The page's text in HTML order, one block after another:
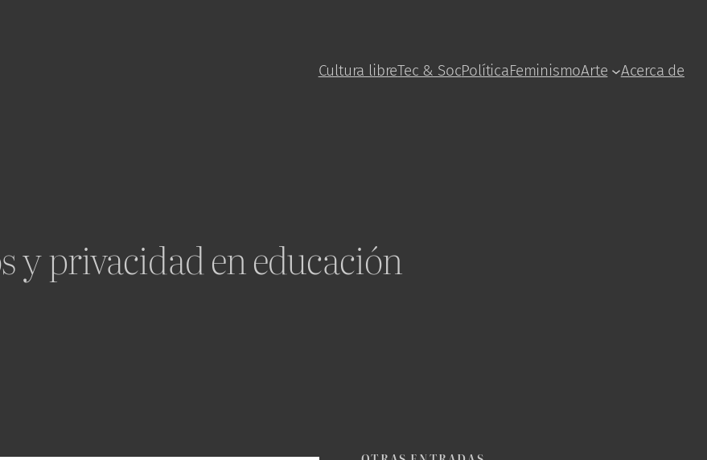
Cultura libreTec & SocPolíticaFeminismoArte Acerca de
y privacidad en educación